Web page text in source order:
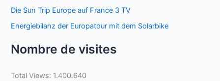
Die Sun Trip Europe auf France 3 TV
Energiebilanz der Europatour mit dem Solarbike
Nombre de visites
Total Views: 1.400.640